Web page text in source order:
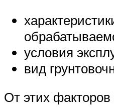
условия
вид
От этих факторов